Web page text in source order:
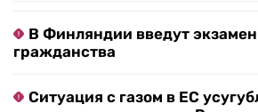
В Финляндии введут
гражданства
Ситуация с газом в ЕС